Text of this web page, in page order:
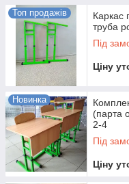
Топ продажів
Каркас
труба
Під
Ціну
Новинка
(парта
2-4
Під
Ціну